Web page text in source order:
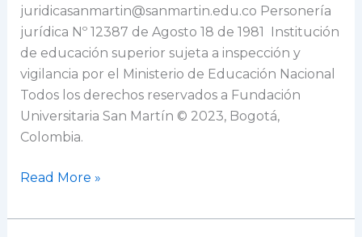
juridicasanmartin@sanmartin.edu.co Personería
jurídica Nº 12387 de Agosto 18 de 1981 Institución
de educación superior sujeta a inspección y
vigilancia por el Ministerio de Educación Nacional
Todos los derechos reservados a Fundación
Universitaria San Martín © 2023, Bogotá,
Colombia.
Read More »